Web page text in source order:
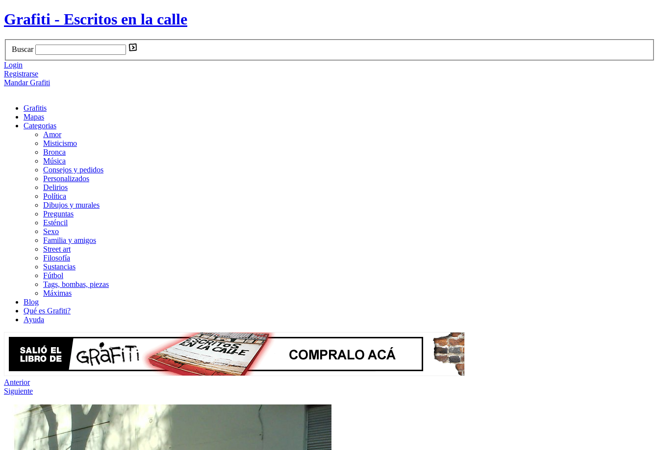
Grafiti - Escritos en la calle
Buscar
Login
Registrarse
Mandar Grafiti
Grafitis
Mapas
Categorias
Amor
Misticismo
Bronca
Música
Consejos y pedidos
Personalizados
Delirios
Política
Dibujos y murales
Preguntas
Esténcil
Sexo
Familia y amigos
Street art
Filosofía
Sustancias
Fútbol
Tags, bombas, piezas
Máximas
Blog
Qué es Grafiti?
Ayuda
Anterior
Siguiente